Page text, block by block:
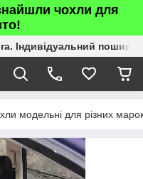
чохли для
Індивідуальний пошив.
модельні для різних